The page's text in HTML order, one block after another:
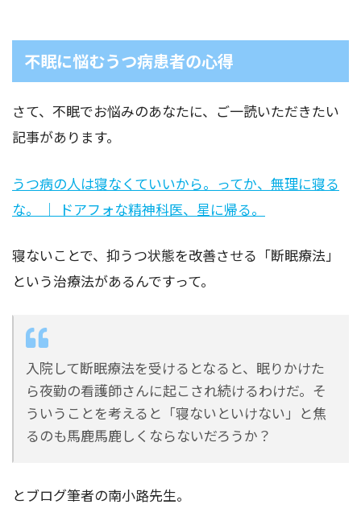
不眠に悩むうつ病患者の心得
さて、不眠でお悩みのあなたに、ご一読いただきたい
記事があります。
うつ病の人は寝なくていいから。ってか、無理に寝る
な。 ｜ ドアフォな精神科医、星に帰る。
寝ないことで、抑うつ状態を改善させる「断眠療法」
という治療法があるんですって。
入院して断眠療法を受けるとなると、眠りかけた
ら夜勤の看護師さんに起こされ続けるわけだ。そ
ういうことを考えると「寝ないといけない」と焦
るのも馬鹿馬鹿しくならないだろうか？
とブログ筆者の南小路先生。